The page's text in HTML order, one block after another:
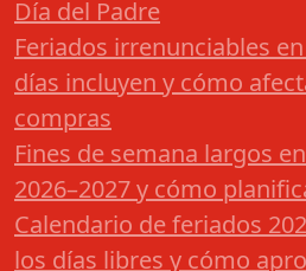
Día del Padre
Feriados irrenunciables
días incluyen y cómo
compras
Fines de semana largos
2026–2027 y cómo
Calendario de feriados
los días libres y cómo